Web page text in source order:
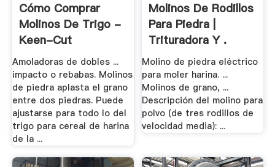
Cómo Comprar
Molinos De Trigo -
Keen-Cut
Amoladoras de dobles ...
impacto o rebabas. Molinos
de piedra aplasta el grano
entre dos piedras. Puede
ajustarse para todo lo del
trigo para cereal de harina
de la ...
Molinos De Rodillos
Para Piedra |
Trituradora Y .
Molino de piedra eléctrico
para moler harina. ...
Molinos de grano, ...
Descripción del molino para
polvo (de tres rodillos de
velocidad media): ...